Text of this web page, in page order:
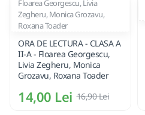
Floarea Georgescu, Livia
Zegheru, Monica Grozavu,
Roxana Toader
ORA DE LECTURA - CLASA A
II-A - Floarea Georgescu,
Livia Zegheru, Monica
Grozavu, Roxana Toader
14,00 Lei 16,90 Lei